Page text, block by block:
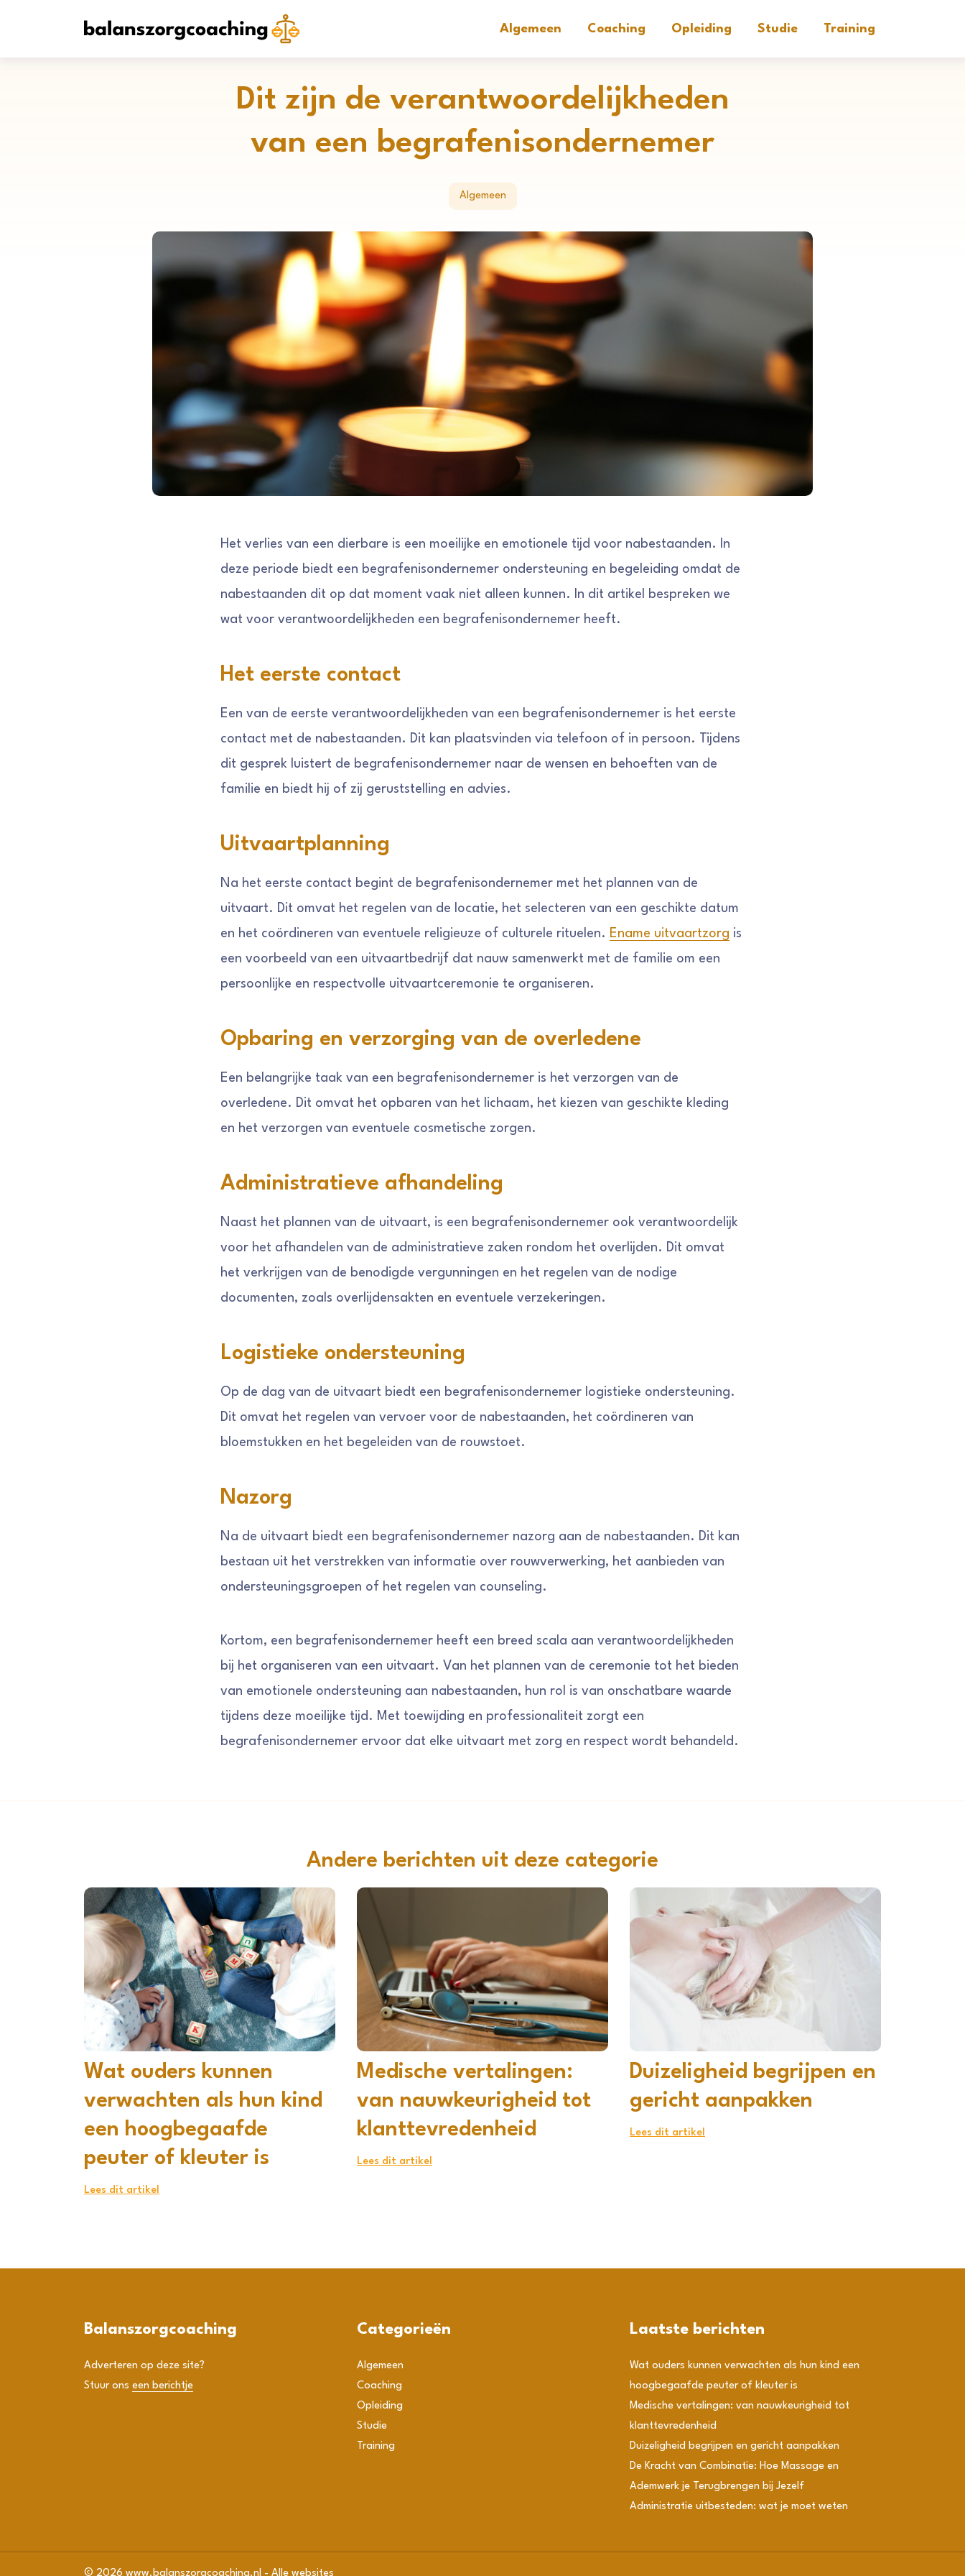
Algemeen Coaching Opleiding Studie Training
Dit zijn de verantwoordelijkheden
van een begrafenisondernemer
Algemeen
Het verlies van een dierbare is een moeilijke en emotionele tijd voor nabestaanden. In
deze periode biedt een begrafenisondernemer ondersteuning en begeleiding omdat de
nabestaanden dit op dat moment vaak niet alleen kunnen. In dit artikel bespreken we
wat voor verantwoordelijkheden een begrafenisondernemer heeft.
Het eerste contact
Een van de eerste verantwoordelijkheden van een begrafenisondernemer is het eerste
contact met de nabestaanden. Dit kan plaatsvinden via telefoon of in persoon. Tijdens
dit gesprek luistert de begrafenisondernemer naar de wensen en behoeften van de
familie en biedt hij of zij geruststelling en advies.
Uitvaartplanning
Na het eerste contact begint de begrafenisondernemer met het plannen van de
uitvaart. Dit omvat het regelen van de locatie, het selecteren van een geschikte datum
en het coördineren van eventuele religieuze of culturele rituelen. Ename uitvaartzorg is
een voorbeeld van een uitvaartbedrijf dat nauw samenwerkt met de familie om een
persoonlijke en respectvolle uitvaartceremonie te organiseren.
Opbaring en verzorging van de overledene
Een belangrijke taak van een begrafenisondernemer is het verzorgen van de
overledene. Dit omvat het opbaren van het lichaam, het kiezen van geschikte kleding
en het verzorgen van eventuele cosmetische zorgen.
Administratieve afhandeling
Naast het plannen van de uitvaart, is een begrafenisondernemer ook verantwoordelijk
voor het afhandelen van de administratieve zaken rondom het overlijden. Dit omvat
het verkrijgen van de benodigde vergunningen en het regelen van de nodige
documenten, zoals overlijdensakten en eventuele verzekeringen.
Logistieke ondersteuning
Op de dag van de uitvaart biedt een begrafenisondernemer logistieke ondersteuning.
Dit omvat het regelen van vervoer voor de nabestaanden, het coördineren van
bloemstukken en het begeleiden van de rouwstoet.
Nazorg
Na de uitvaart biedt een begrafenisondernemer nazorg aan de nabestaanden. Dit kan
bestaan uit het verstrekken van informatie over rouwverwerking, het aanbieden van
ondersteuningsgroepen of het regelen van counseling.
Kortom, een begrafenisondernemer heeft een breed scala aan verantwoordelijkheden
bij het organiseren van een uitvaart. Van het plannen van de ceremonie tot het bieden
van emotionele ondersteuning aan nabestaanden, hun rol is van onschatbare waarde
tijdens deze moeilijke tijd. Met toewijding en professionaliteit zorgt een
begrafenisondernemer ervoor dat elke uitvaart met zorg en respect wordt behandeld.
Andere berichten uit deze categorie
Wat ouders kunnen
verwachten als hun kind
een hoogbegaafde
peuter of kleuter is
Lees dit artikel
Medische vertalingen:
van nauwkeurigheid tot
klanttevredenheid
Lees dit artikel
Duizeligheid begrijpen en
gericht aanpakken
Lees dit artikel
Balanszorgcoaching
Adverteren op deze site?
Stuur ons een berichtje
Categorieën
Algemeen
Coaching
Opleiding
Studie
Training
Laatste berichten
Wat ouders kunnen verwachten als hun kind een
hoogbegaafde peuter of kleuter is
Medische vertalingen: van nauwkeurigheid tot
klanttevredenheid
Duizeligheid begrijpen en gericht aanpakken
De Kracht van Combinatie: Hoe Massage en
Ademwerk je Terugbrengen bij Jezelf
Administratie uitbesteden: wat je moet weten
© 2026 www.balanszorgcoaching.nl - Alle websites